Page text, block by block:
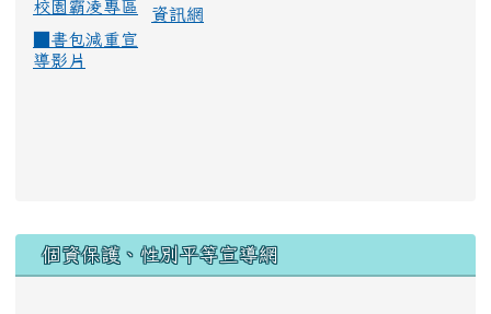
校園霸凌專區
資訊網
書包減重宣
導影片
個資保護、性別平等宣導網